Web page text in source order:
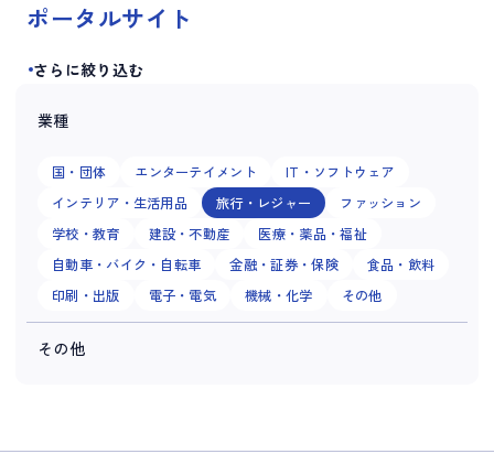
ポータルサイト
さらに絞り込む
業種
国・団体 エンターテイメント
IT・ソフトウェア
インテリア・生活用品
旅行・レジャー
ファッション
学校・教育
建設・不動産
医療・薬品・福祉
自動車・バイク・自転車
金融・証券・保険
食品・飲料
印刷・出版
電子・電気 機械・化学 その他
その他